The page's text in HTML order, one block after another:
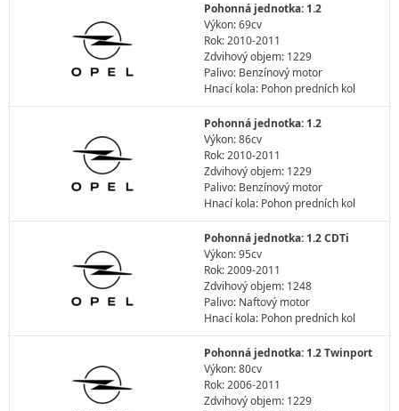
Pohonná jednotka: 1.2
Výkon: 69cv
Rok: 2010-2011
Zdvihový objem: 1229
Palivo: Benzínový motor
Hnací kola: Pohon predních kol
Pohonná jednotka: 1.2
Výkon: 86cv
Rok: 2010-2011
Zdvihový objem: 1229
Palivo: Benzínový motor
Hnací kola: Pohon predních kol
Pohonná jednotka: 1.2 CDTi
Výkon: 95cv
Rok: 2009-2011
Zdvihový objem: 1248
Palivo: Naftový motor
Hnací kola: Pohon predních kol
Pohonná jednotka: 1.2 Twinport
Výkon: 80cv
Rok: 2006-2011
Zdvihový objem: 1229